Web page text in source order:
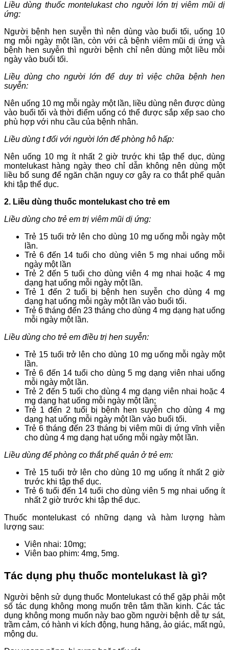
Liều dùng thuốc montelukast cho người lớntrị viêm mũi dị
ứng:
Người bệnh hen suyễn thì nên dùng vào buổi tối, uống 10
mg mỗi ngày một lần, còn với cả bệnh viêm mũi dị ứng và
bệnh hen suyễn thì người bệnh chỉ nên dùng một liều mỗi
ngày vào buổi tối.
Liều dùng cho người lớn để duy trì việc chữa bệnh hen
suyễn:
Nên uống 10 mg mỗi ngày một lần, liều dùng nên được dùng
vào buổi tối và thời điểm uống có thể được sắp xếp sao cho
phù hợp với nhu cầu của bệnh nhân.
Liều dùng t đối với người lớn để phòng hô hấp:
Nên uống 10 mg ít nhất 2 giờ trước khi tập thể dục, dùng
montelukast hàng ngày theo chỉ dẫn không nên dùng một
liều bổ sung để ngăn chặn nguy cơ gây ra co thắt phế quản
khi tập thể dục.
2. Liều dùng thuốc montelukast cho trẻ em
Liều dùng cho trẻ em trị viêm mũi dị ứng:
Trẻ 15 tuổi trở lên cho dùng 10 mg uống mỗi ngày một
lần.
Trẻ 6 đến 14 tuổi cho dùng viên 5 mg nhai uống mỗi
ngày một lần
Trẻ 2 đến 5 tuổi cho dùng viên 4 mg nhai hoặc 4 mg
dạng hạt uống mỗi ngày một lần.
Trẻ 1 đến 2 tuổi bị bệnh hen suyễn cho dùng 4 mg
dạng hạt uống mỗi ngày một lần vào buổi tối.
Trẻ 6 tháng đến 23 tháng cho dùng 4 mg dạng hạt uống
mỗi ngày một lần.
Liều dùng cho trẻ em điều trị hen suyễn:
Trẻ 15 tuổi trở lên cho dùng 10 mg uống mỗi ngày một
lần.
Trẻ 6 đến 14 tuổi cho dùng 5 mg dạng viên nhai uống
mỗi ngày một lần.
Trẻ 2 đến 5 tuổi cho dùng 4 mg dạng viên nhai hoặc 4
mg dạng hạt uống mỗi ngày một lần;
Trẻ 1 đến 2 tuổi bị bệnh hen suyễn cho dùng 4 mg
dạng hạt uống mỗi ngày một lần vào buổi tối.
Trẻ 6 tháng đến 23 tháng bị viêm mũi dị ứng vĩnh viễn
cho dùng 4 mg dạng hạt uống mỗi ngày một lần.
Liều dùng để phòng co thắt phế quản ở trẻ em:
Trẻ 15 tuổi trở lên cho dùng 10 mg uống ít nhất 2 giờ
trước khi tập thể dục.
Trẻ 6 tuổi đến 14 tuổi cho dùng viên 5 mg nhai uống ít
nhất 2 giờ trước khi tập thể dục.
Thuốc montelukast có những dạng và hàm lượng
hàm
lượng sau:
Viên nhai: 10mg;
Viên bao phim: 4mg, 5mg.
Tác dụng phụ thuốc montelukast là gì?
Người bệnh sử dụng thuốc Montelukast có thể gặp phải một
số tác dụng không mong muốn trên tâm thần kinh. Các tác
dụng không mong muốn này bao gồm người bệnh dễ tự sát,
trầm cảm, có hành vi kích động, hung hăng, ảo giác, mất ngủ,
mộng du.